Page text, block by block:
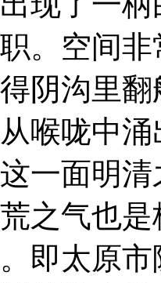
。空间
阴沟里
喉咙中
一面明
之气也
即太原